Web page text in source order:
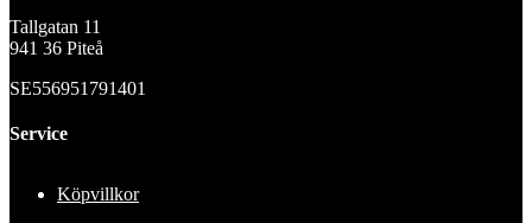
Tallgatan 11
941 36 Piteå
SE556951791401
Service
Köpvillkor